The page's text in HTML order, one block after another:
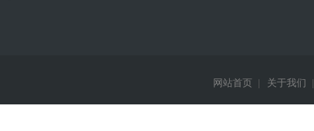
网站首页 关于我们